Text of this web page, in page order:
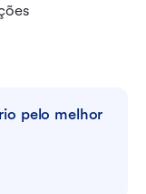
pelo melhor